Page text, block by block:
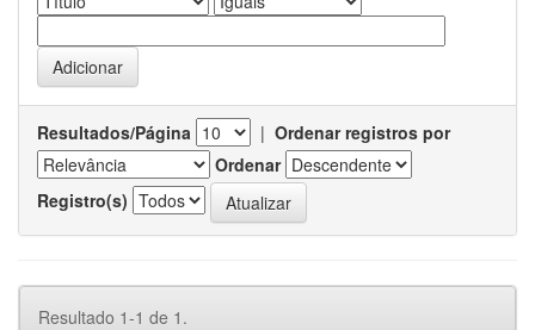
Resultados/Página | Ordenar registros por
Ordenar
Registro(s)
Resultado 1-1 de 1.